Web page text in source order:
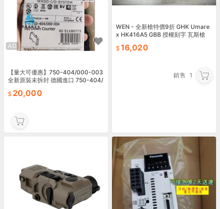
AD
【量大可優惠】750-404/000-003
全新原裝未拆封 德國進口 750-404/
20,000
WEN - 全新槍特價9折 GHK Umare
x HK416A5 GBB 授權刻字 瓦斯槍
16,020
銷售 1